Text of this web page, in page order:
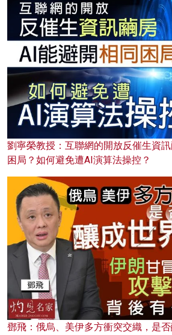
劉寧榮教授：互聯網的開放反催生資
困局？如何避免遭AI演算法操控？
鄧飛：俄烏、美伊多方衝突交織，是